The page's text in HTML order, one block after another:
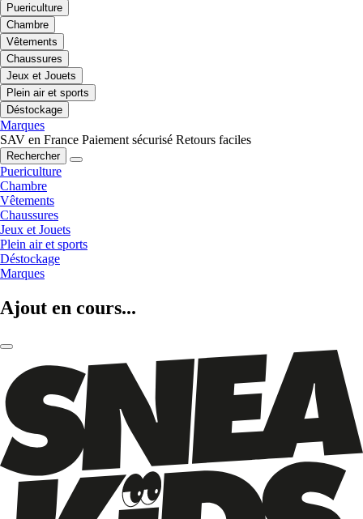
Puericulture
Chambre
Vêtements
Chaussures
Jeux et Jouets
Plein air et sports
Déstockage
Marques
SAV en France Paiement sécurisé Retours faciles
Rechercher
Puericulture
Chambre
Vêtements
Chaussures
Jeux et Jouets
Plein air et sports
Déstockage
Marques
Ajout en cours...